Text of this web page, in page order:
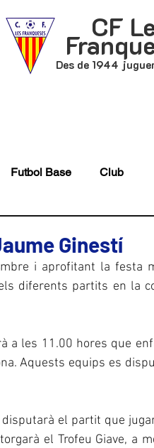
CF
Des de 1944
Futbol Base Club
Ginestí
i aprofitant la festa
diferents partits en la
a les 11.00 hores que
Aquests equips es
el partit que
el Trofeu Giave, a